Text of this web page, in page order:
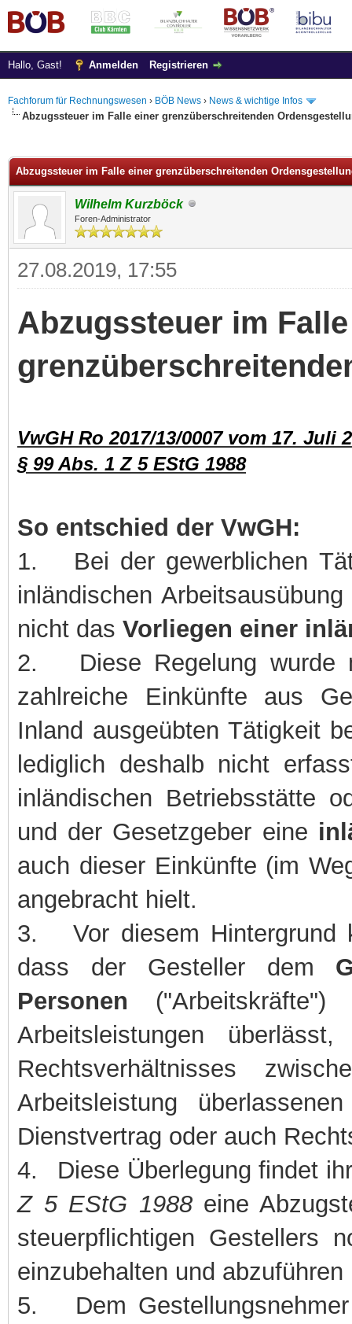
Hallo, Gast! Anmelden Registrieren
Fachforum für Rechnungswesen › BÖB News › News & wichtige Infos
Abzugssteuer im Falle einer grenzüberschreitenden
Abzugssteuer im Falle einer grenzüberschreitenden
Wilhelm Kurzböck
Foren-Administrator
27.08.2019, 17:55
Abzugssteuer im
VwGH Ro 2017/13/0007 vom 17. Juli
§ 99 Abs. 1 Z 5 EStG 1988
So entschied der VwGH:
1.
Bei der gewerblichen
inländischen
nicht das Vorliegen einer
2.
Diese Regelung
zahlreiche Einkünfte aus
Inland ausgeübten Tätigkeit
lediglich deshalb nicht
inländischen Betriebsstätte
und der Gesetzgeber eine
auch dieser Einkünfte (im
angebracht hielt.
3.
Vor diesem
dass der Gesteller dem
Personen
Arbeitsleistungen
Rechtsverhältnisses
Arbeitsleistung
Dienstvertrag oder auch
4.
Diese Überlegung findet
Z 5 EStG 1988eine
steuerpflichtigen Gestellers
einzubehalten und abzuführen
5.
Dem